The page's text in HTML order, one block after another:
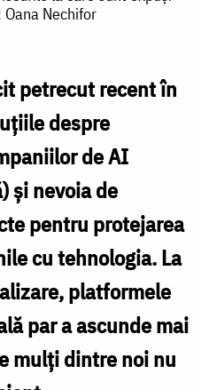
Nechifor
petrecut recent în
despre
de AI
și nevoia de
pentru protejarea
cu tehnologia. La
platformele
par a ascunde mai
mulți dintre noi nu